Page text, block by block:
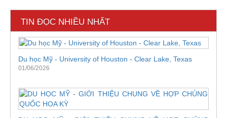
TIN ĐỌC NHIỀU NHẤT
Du học Mỹ - University of Houston - Clear Lake, Texas
01/06/2026